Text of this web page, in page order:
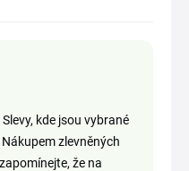
kde jsou vybrané
zlevněných
že na